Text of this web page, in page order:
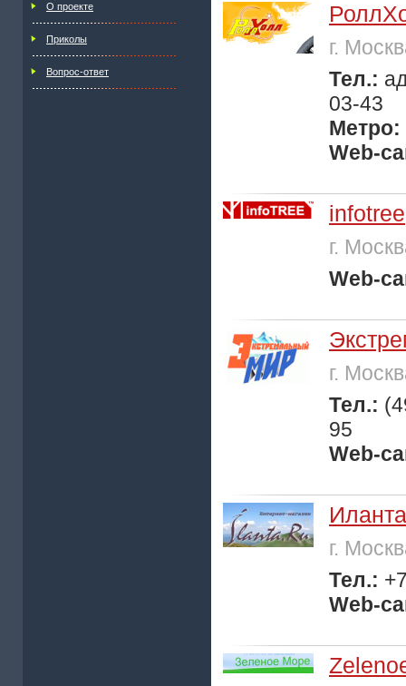
О проекте
Приколы
Вопрос-ответ
г.
Тел.:
03-43
Метро:
Web-
infotree
г.
Web-
г.
Тел.:
95
Web-
г.
Тел.:
Web-